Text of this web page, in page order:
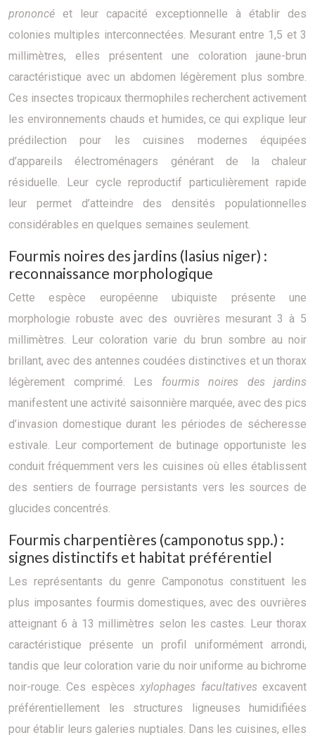
prononcé et leur capacité exceptionnelle à établir des
colonies multiples interconnectées. Mesurant entre 1,5 et 3
millimètres, elles présentent une coloration jaune-brun
caractéristique avec un abdomen légèrement plus sombre.
Ces insectes tropicaux thermophiles recherchent activement
les environnements chauds et humides, ce qui explique leur
prédilection pour les cuisines modernes équipées
d’appareils électroménagers générant de la chaleur
résiduelle. Leur cycle reproductif particulièrement rapide
leur permet d’atteindre des densités populationnelles
considérables en quelques semaines seulement.
Fourmis noires des jardins (lasius niger) :
reconnaissance morphologique
Cette espèce européenne ubiquiste présente une
morphologie robuste avec des ouvrières mesurant 3 à 5
millimètres. Leur coloration varie du brun sombre au noir
brillant, avec des antennes coudées distinctives et un thorax
légèrement comprimé. Les fourmis noires des jardins
manifestent une activité saisonnière marquée, avec des pics
d’invasion domestique durant les périodes de sécheresse
estivale. Leur comportement de butinage opportuniste les
conduit fréquemment vers les cuisines où elles établissent
des sentiers de fourrage persistants vers les sources de
glucides concentrés.
Fourmis charpentières (camponotus spp.) :
signes distinctifs et habitat préférentiel
Les représentants du genre Camponotus constituent les
plus imposantes fourmis domestiques, avec des ouvrières
atteignant 6 à 13 millimètres selon les castes. Leur thorax
caractéristique présente un profil uniformément arrondi,
tandis que leur coloration varie du noir uniforme au bichrome
noir-rouge. Ces espècesxylophages facultativesexcavent
préférentiellement les structures ligneuses humidifiées
pour établir leurs galeries nuptiales. Dans les cuisines, elles